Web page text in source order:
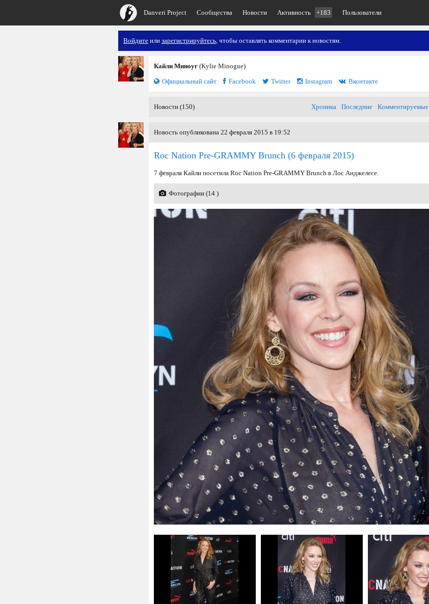
Danveri Project Сообщества Новости Активность +183 Пользователи
Войдите или зарегистрируйтесь, чтобы оставлять комментарии к новостям.
Кайли Миноуг (Kylie Minogue)
Официальный сайт
Facebook Twitter Instagram Вконтакте
Новости (150) Хроника Последние Комментируемые
Новость опубликована 22 февраля 2015 в 19:52
Roc Nation Pre-GRAMMY Brunch (6 февраля 2015)
7 февраля Кайли посетила Roc Nation Pre-GRAMMY Brunch в Лос Анджелесе.
Фотографии (14 )